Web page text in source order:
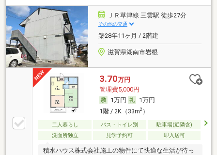
ＪＲ草津線 三雲駅 徒歩27分
その他の交通
築28年11ヶ月 / 2階建
滋賀県湖南市岩根
3.70万円
管理費5,000円
1万円
1万円
1階 / 2K（33m2）
二人暮らし バス・トイレ別
駐車場(近隣含)
洗面所独立
見学予約可 即入居可
積水ハウス株式会社施工の物件にて快適な生活が待っ